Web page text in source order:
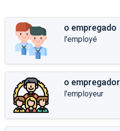
o empregado
l'employé
o empregador
l'employeur